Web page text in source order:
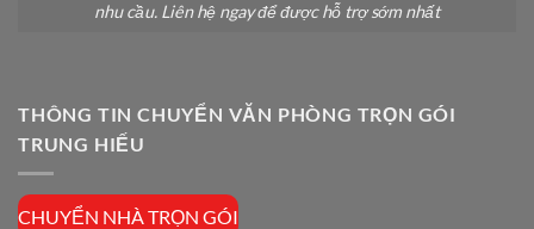
nhu cầu. Liên hệ ngay để được hỗ trợ sớm nhất
THÔNG TIN CHUYỂN VĂN PHÒNG TRỌN GÓI
TRUNG HIẾU
CHUYỂN NHÀ TRỌN GÓI